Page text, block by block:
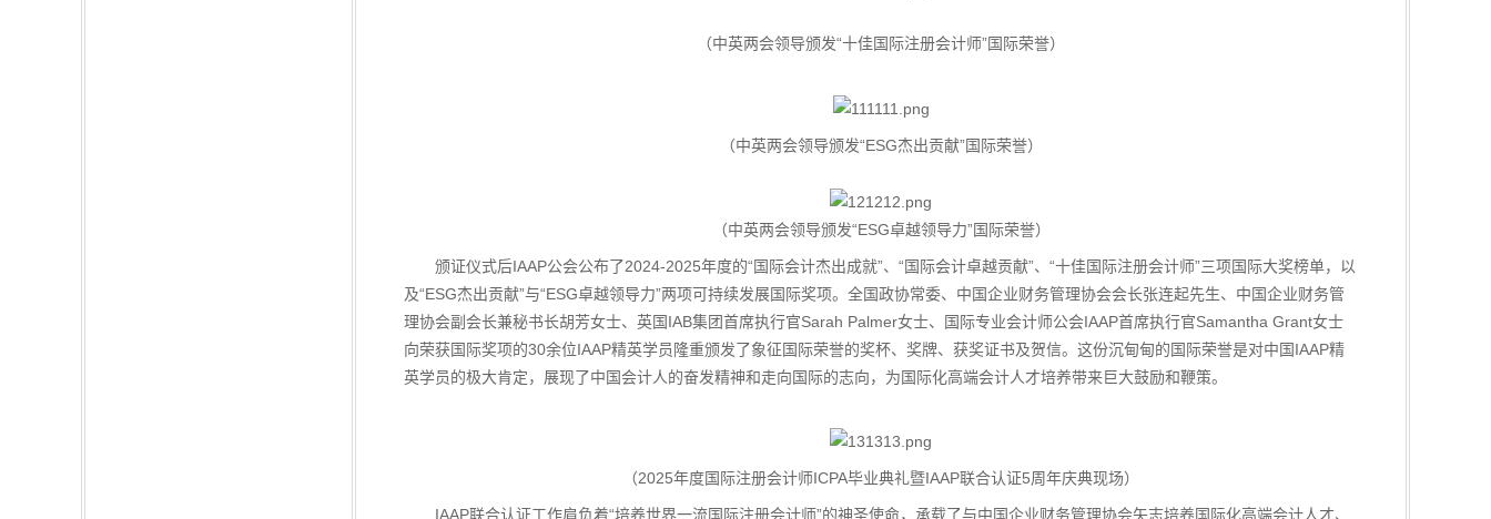
（中英两会领导颁发“十佳国际注册会计师”国际荣誉）
（中英两会领导颁发“ESG杰出贡献”国际荣誉）
（中英两会领导颁发“ESG卓越领导力”国际荣誉）
颁证仪式后IAAP公会公布了2024-2025年度的“国际会计杰出成就”、“国际会计卓越贡献”、“十佳国际注册会计师”三项国际大奖榜单，以
及“ESG杰出贡献”与“ESG卓越领导力”两项可持续发展国际奖项。全国政协常委、中国企业财务管理协会会长张连起先生、中国企业财务管
理协会副会长兼秘书长胡芳女士、英国IAB集团首席执行官Sarah Palmer女士、国际专业会计师公会IAAP首席执行官Samantha Grant女士
向荣获国际奖项的30余位IAAP精英学员隆重颁发了象征国际荣誉的奖杯、奖牌、获奖证书及贺信。这份沉甸甸的国际荣誉是对中国IAAP精
英学员的极大肯定，展现了中国会计人的奋发精神和走向国际的志向，为国际化高端会计人才培养带来巨大鼓励和鞭策。
（2025年度国际注册会计师ICPA毕业典礼暨IAAP联合认证5周年庆典现场）
IAAP联合认证工作肩负着“培养世界一流国际注册会计师”的神圣使命，承载了与中国企业财务管理协会矢志培养国际化高端会计人才、